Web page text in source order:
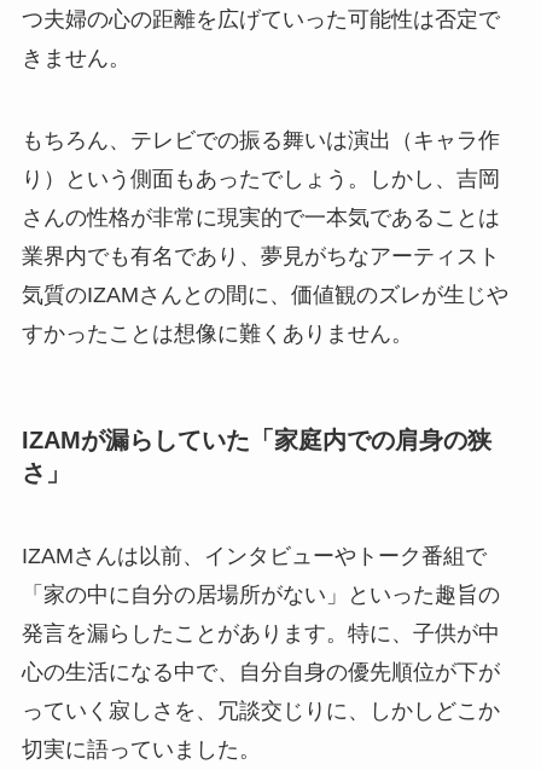
つ夫婦の心の距離を広げていった可能性は否定で
きません。
もちろん、テレビでの振る舞いは演出（キャラ作
り）という側面もあったでしょう。しかし、吉岡
さんの性格が非常に現実的で一本気であることは
業界内でも有名であり、夢見がちなアーティスト
気質のIZAMさんとの間に、価値観のズレが生じや
すかったことは想像に難くありません。
IZAMが漏らしていた「家庭内での肩身の狭
さ」
IZAMさんは以前、インタビューやトーク番組で
「家の中に自分の居場所がない」といった趣旨の
発言を漏らしたことがあります。特に、子供が中
心の生活になる中で、自分自身の優先順位が下が
っていく寂しさを、冗談交じりに、しかしどこか
切実に語っていました。